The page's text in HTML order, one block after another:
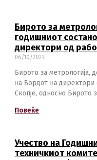
Бирото за
годишниот
директори од
06/10/2023
Бирото за метрологија,
на Бордот на директори
Скопје, односно Бирото
Повеќе
Учество на
техничкиот